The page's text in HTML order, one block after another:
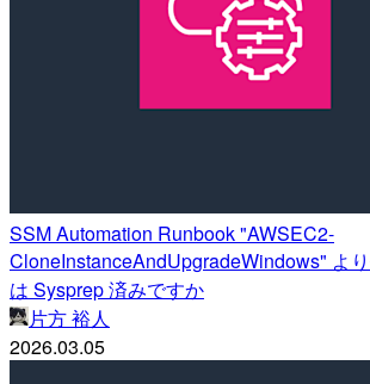
SSM Automation Runbook "AWSEC2-
CloneInstanceAndUpgradeWindows" よ
は Sysprep 済みですか
片方 裕人
2026.03.05